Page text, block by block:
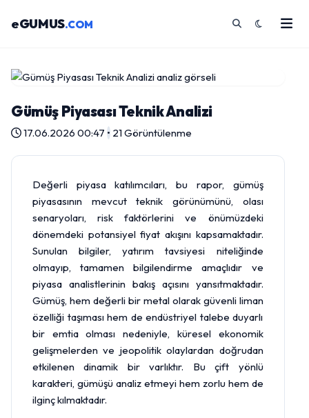
eGUMUS.COM
Gümüş Piyasası Teknik Analizi
17.06.2026 00:47 • 21 Görüntülenme
Değerli piyasa katılımcıları, bu rapor, gümüş
piyasasının mevcut teknik görünümünü, olası
senaryoları, risk faktörlerini ve önümüzdeki
dönemdeki potansiyel fiyat akışını kapsamaktadır.
Sunulan bilgiler, yatırım tavsiyesi niteliğinde
olmayıp, tamamen bilgilendirme amaçlıdır ve
piyasa analistlerinin bakış açısını yansıtmaktadır.
Gümüş, hem değerli bir metal olarak güvenli liman
özelliği taşıması hem de endüstriyel talebe duyarlı
bir emtia olması nedeniyle, küresel ekonomik
gelişmelerden ve jeopolitik olaylardan doğrudan
etkilenen dinamik bir varlıktır. Bu çift yönlü
karakteri, gümüşü analiz etmeyi hem zorlu hem de
ilginç kılmaktadır.